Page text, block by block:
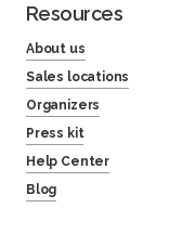
Resources
About us
Sales locations
Organizers
Press kit
Help Center
Blog